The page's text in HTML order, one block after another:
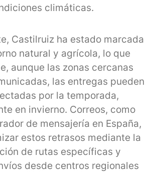
climáticas.
Castilruiz ha estado marcada
natural y agrícola, lo que
aunque las zonas cercanas
las entregas pueden
por la temporada,
en invierno. Correos, como
de mensajería en España,
estos retrasos mediante la
de rutas específicas y
desde centros regionales